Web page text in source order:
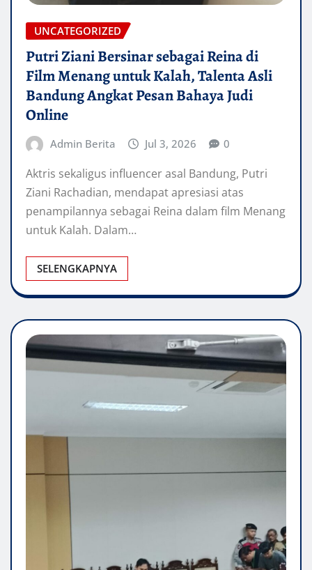
UNCATEGORIZED
Putri Ziani Bersinar sebagai Reina di
Film Menang untuk Kalah, Talenta Asli
Bandung Angkat Pesan Bahaya Judi
Online
Admin Berita Jul 3, 2026 0
Aktris sekaligus influencer asal Bandung, Putri
Ziani Rachadian, mendapat apresiasi atas
penampilannya sebagai Reina dalam film Menang
untuk Kalah. Dalam…
SELENGKAPNYA